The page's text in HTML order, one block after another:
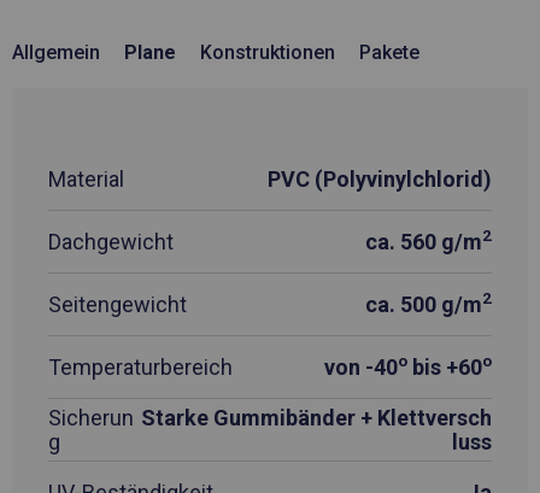
Allgemein Plane Konstruktionen Pakete
Material PVC (Polyvinylchlorid)
Dachgewicht ca. 560 g/m2
Seitengewicht ca. 500 g/m2
Temperaturbereich von -40o bis +60o
Sicherun
g
Starke Gummibänder + Klettversch
luss